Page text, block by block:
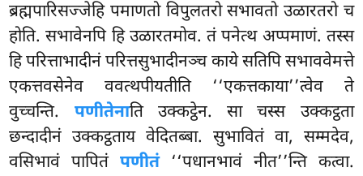
ब्रह्मपारिसज्जेहि पमाणतो विपुलतरो सभावतो उळारतरो च
होति. सभावेनपि हि उळारतमोव. तं पनेत्थ अप्पमाणं. तस्स
हि परित्ताभादीनं परित्तसुभादीनञ्च काये सतिपि सभाववेमत्ते
एकत्तवसेनेव ववत्थपीयतीति ‘‘एकत्तकाया’’त्वेव ते
वुच्चन्ति. पणीतेनाति उक्कट्ठेन. सा चस्स उक्कट्ठता
छन्दादीनं उक्कट्ठताय वेदितब्बा. सुभावितं वा, सम्मदेव,
वसिभावं पापितंपणीतं‘‘पधानभावं नीत’’न्ति कत्वा.